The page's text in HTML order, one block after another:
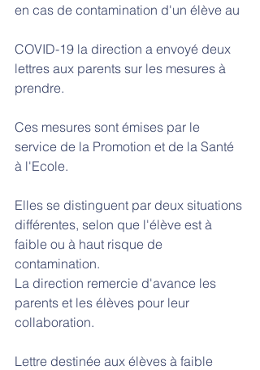
en cas de contamination d'un élève au
COVID-19 la direction a envoyé deux
lettres aux parents sur les mesures à
prendre.
Ces mesures sont émises par le
service de la Promotion et de la Santé
à l'Ecole.
Elles se distinguent par deux situations
différentes, selon que l'élève est à
faible ou à haut risque de
contamination.
La direction remercie d'avance les
parents et les élèves pour leur
collaboration.
Lettre destinée aux élèves à faible